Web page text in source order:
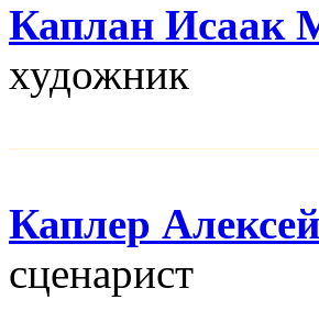
Каплан Исаак
художник
Каплер
сценарист